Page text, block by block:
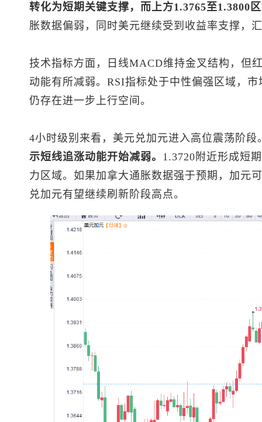
转化为短期关键支撑，而上方1.3765至1.3800
胀数据偏弱，同时美元继续受到收益率支撑，
技术指标方面，日线MACD维持金叉结构，但
动能有所减弱。RSI指标处于中性偏强区域，
仍存在进一步上行空间。
4小时级别来看， 美元兑加元进入高位震荡阶段
示短线追涨动能开始减弱。 1.3720附近形成短
力区域。如果加拿大通胀数据强于预期，加元
兑加元有望继续刷新阶段高点。